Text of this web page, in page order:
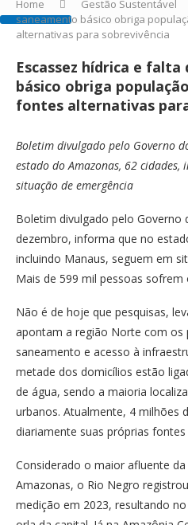
Home Gestão Sustentável
saneamento básico obriga
alternativas para sobrevivência
Escassez hídrica e
básico obriga
fontes alternativas
Boletim divulgado pelo Governo
estado do Amazonas, 62 cidades,
situação de emergência
Boletim divulgado pelo Governo
dezembro, informa que no
incluindo Manaus, seguem em
Mais de 599 mil pessoas
Não é de hoje que pesquisas,
apontam a região Norte com os
saneamento e acesso à
metade dos domicílios estão
de água, sendo a maioria
urbanos. Atualmente, 4 milhões
diariamente suas próprias
Considerado o maior afluente
Amazonas, o Rio Negro
medição em 2023, resultando